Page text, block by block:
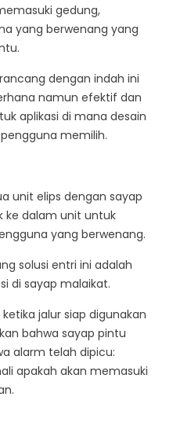
gedung,
yang berwenang yang
dengan indah ini
namun efektif dan
aplikasi di mana desain
memilih.
unit elips dengan sayap
ke dalam unit untuk
yang berwenang.
solusi entri ini adalah
di sayap malaikat.
jalur siap digunakan
bahwa sayap pintu
alarm telah dipicu:
apakah akan memasuki